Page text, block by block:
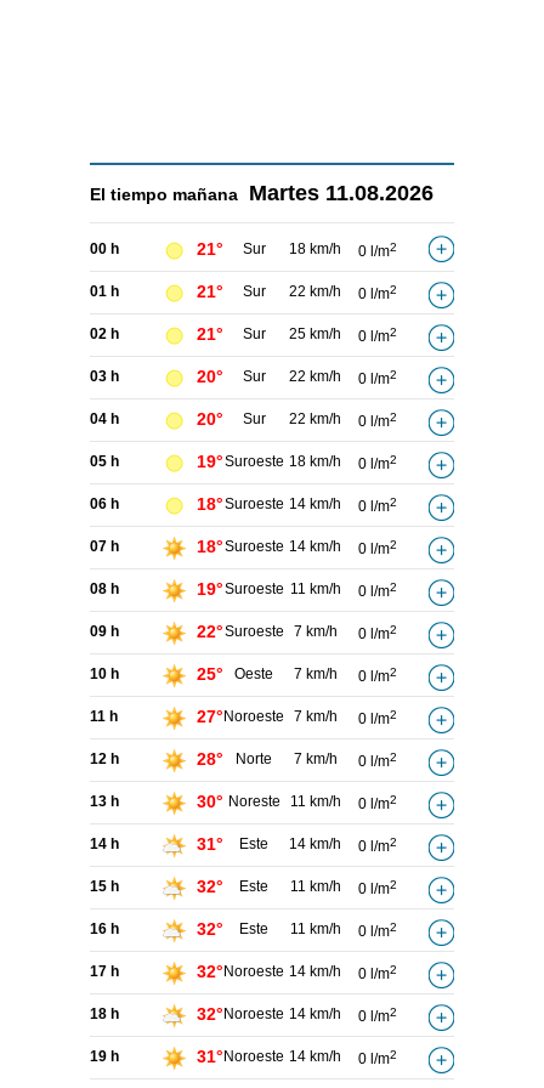
El tiempo mañana Martes 11.08.2026
00 h 21° Sur 18 km/h 0 l/m2
01 h 21° Sur 22 km/h 0 l/m2
02 h 21° Sur 25 km/h 0 l/m2
03 h 20° Sur 22 km/h 0 l/m2
04 h 20° Sur 22 km/h 0 l/m2
05 h 19°Suroeste 18 km/h 0 l/m2
06 h 18°Suroeste 14 km/h 0 l/m2
07 h 18°Suroeste 14 km/h 0 l/m2
08 h 19°Suroeste 11 km/h 0 l/m2
09 h 22°Suroeste 7 km/h 0 l/m2
10 h 25° Oeste 7 km/h 0 l/m2
11 h 27° Noroeste 7 km/h 0 l/m2
12 h 28° Norte 7 km/h 0 l/m2
13 h 30° Noreste 11 km/h 0 l/m2
14 h 31° Este 14 km/h 0 l/m2
15 h 32° Este 11 km/h 0 l/m2
16 h 32° Este 11 km/h 0 l/m2
17 h 32° Noroeste 14 km/h 0 l/m2
18 h 32° Noroeste 14 km/h 0 l/m2
19 h 31° Noroeste 14 km/h 0 l/m2